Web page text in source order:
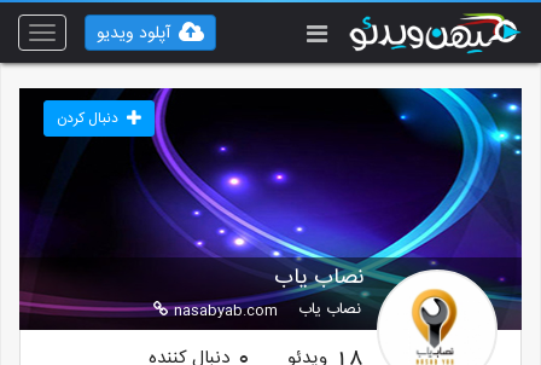
Toggle
آپلود ویدیو
نصاب یاب
نصاب یاب nasabyab.com
دنبال کردن
18 ویدئو 0 دنبال کننده